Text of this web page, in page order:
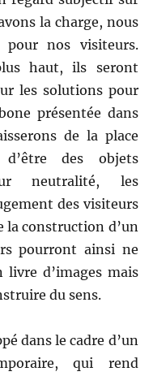
la charge, nous
pour nos visiteurs.
haut, ils seront
les solutions pour
présentée dans
de la place
des objets
neutralité, les
des visiteurs
la construction d’un
pourront ainsi ne
d’images mais
du sens.
dans le cadre d’un
qui rend